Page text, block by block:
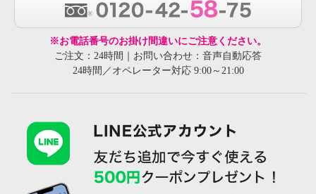
※お電話番号のお掛け間違いにご注意ください。
ご注文：24時間｜お問い合わせ：音声自動応答
24時間／オペレーター対応 9:00～21:00